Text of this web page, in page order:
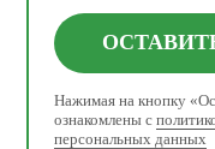
Нажимая на кнопку
ознакомлены с
персональных данных